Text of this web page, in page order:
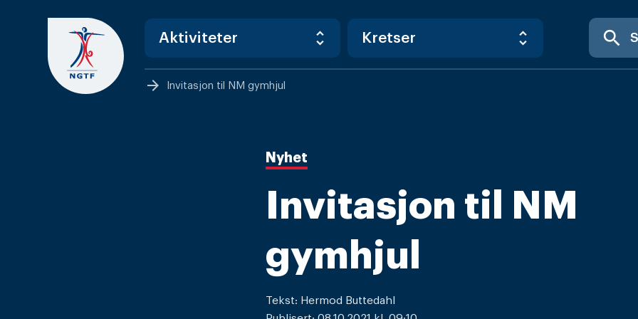
content
search
arrow_forward Invitasjon til NM gymhjul
Nyhet
Invitasjon til NM
gymhjul
Tekst: Hermod Buttedahl